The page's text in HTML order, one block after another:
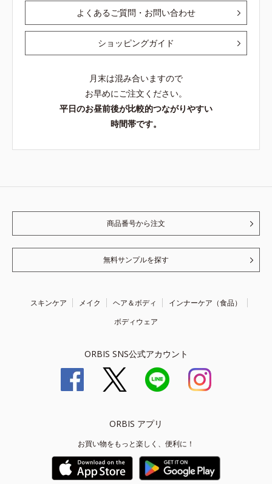
よくあるご質問・お問い合わせ
ショッピングガイド
月末は混み合いますので
お早めにご注文ください。
平日のお昼前後が比較的つながりやすい
時間帯です。
商品番号から注文
無料サンプルを探す
スキンケア メイク ヘア＆ボディ
インナーケア（食品）
ボディウェア
ORBIS SNS公式アカウント
ORBIS アプリ
お買い物をもっと楽しく、便利に！